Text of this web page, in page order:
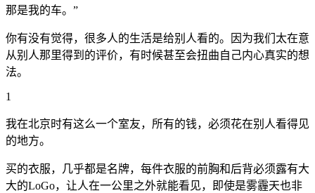
那是我的车。”
你有没有觉得，很多人的生活是给别人看的。因为我们太在意
从别人那里得到的评价，有时候甚至会扭曲自己内心真实的想
法。
1
我在北京时有这么一个室友，所有的钱，必须花在别人看得见
的地方。
买的衣服，几乎都是名牌，每件衣服的前胸和后背必须露有大
大的LoGo，让人在一公里之外就能看见，即使是雾霾天也非